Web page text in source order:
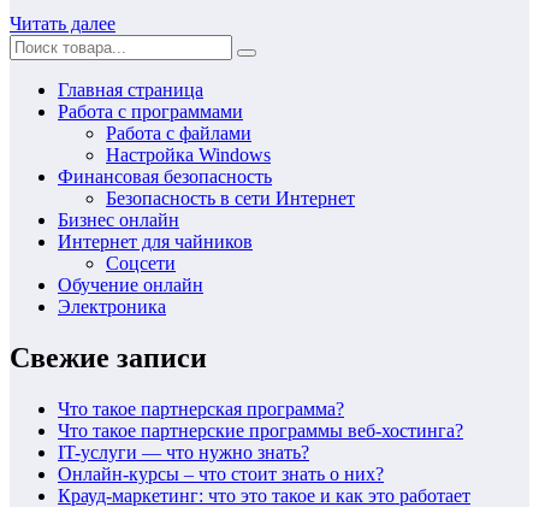
Читать далее
Главная страница
Работа с программами
Работа с файлами
Настройка Windows
Финансовая безопасность
Безопасность в сети Интернет
Бизнес онлайн
Интернет для чайников
Соцсети
Обучение онлайн
Электроника
Свежие записи
Что такое партнерская программа?
Что такое партнерские программы веб-хостинга?
IT-услуги — что нужно знать?
Онлайн-курсы – что стоит знать о них?
Крауд-маркетинг: что это такое и как это работает